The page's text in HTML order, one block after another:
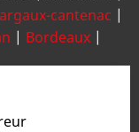
cantenac |
| Bordeaux |